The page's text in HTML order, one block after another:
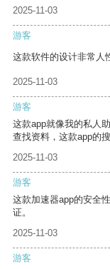
2025-11-03
游客
这款软件的设计非常人
2025-11-03
游客
这款app就像我的私人
查找资料，这款app的
2025-11-03
游客
这款加速器app的安全
证。
2025-11-03
游客